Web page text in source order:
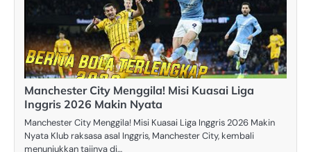
Manchester City Menggila! Misi Kuasai Liga
Inggris 2026 Makin Nyata
Manchester City Menggila! Misi Kuasai Liga Inggris 2026 Makin
Nyata Klub raksasa asal Inggris, Manchester City, kembali
menunjukkan tajinya di…